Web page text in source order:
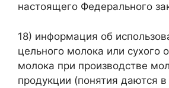
настоящего Федерального
18) информация об
цельного молока или сухого
молока при производстве
продукции (понятия даются в